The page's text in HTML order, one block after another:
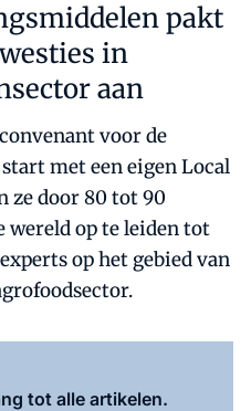
pakt
in
aan
voor de
met een eigen Local
ze door 80 tot 90
wereld op te leiden tot
op het gebied van
tot alle artikelen.